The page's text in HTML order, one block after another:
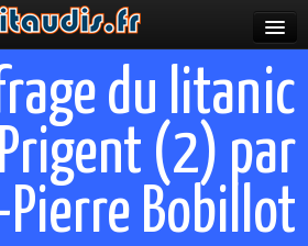
du litanic
(2) par
Bobillot